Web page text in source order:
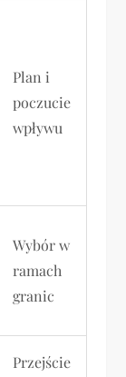
Plan i
poczucie
wpływu
Wybór w
ramach
granic
Przejście